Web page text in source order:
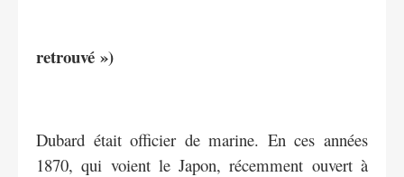
retrouvé »)
Dubard était officier de marine. En ces années
1870, qui voient le Japon, récemment ouvert à